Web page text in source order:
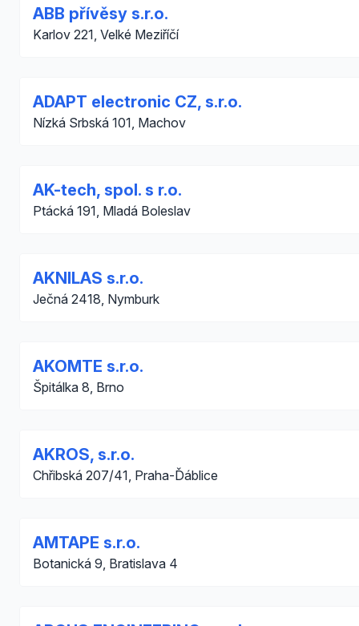
ABB přívěsy s.r.o.
Karlov 221, Velké Meziříčí
ADAPT electronic CZ, s.r.o.
Nízká Srbská 101, Machov
AK-tech, spol. s r.o.
Ptácká 191, Mladá Boleslav
AKNILAS s.r.o.
Ječná 2418, Nymburk
AKOMTE s.r.o.
Špitálka 8, Brno
AKROS, s.r.o.
Chřibská 207/41, Praha-Ďáblice
AMTAPE s.r.o.
Botanická 9, Bratislava 4